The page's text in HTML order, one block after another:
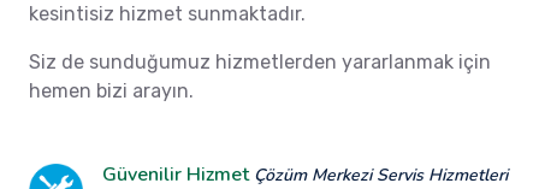
kesintisiz hizmet sunmaktadır.
Siz de sunduğumuz hizmetlerden yararlanmak için
hemen bizi arayın.
Güvenilir Hizmet Çözüm Merkezi Servis Hizmetleri